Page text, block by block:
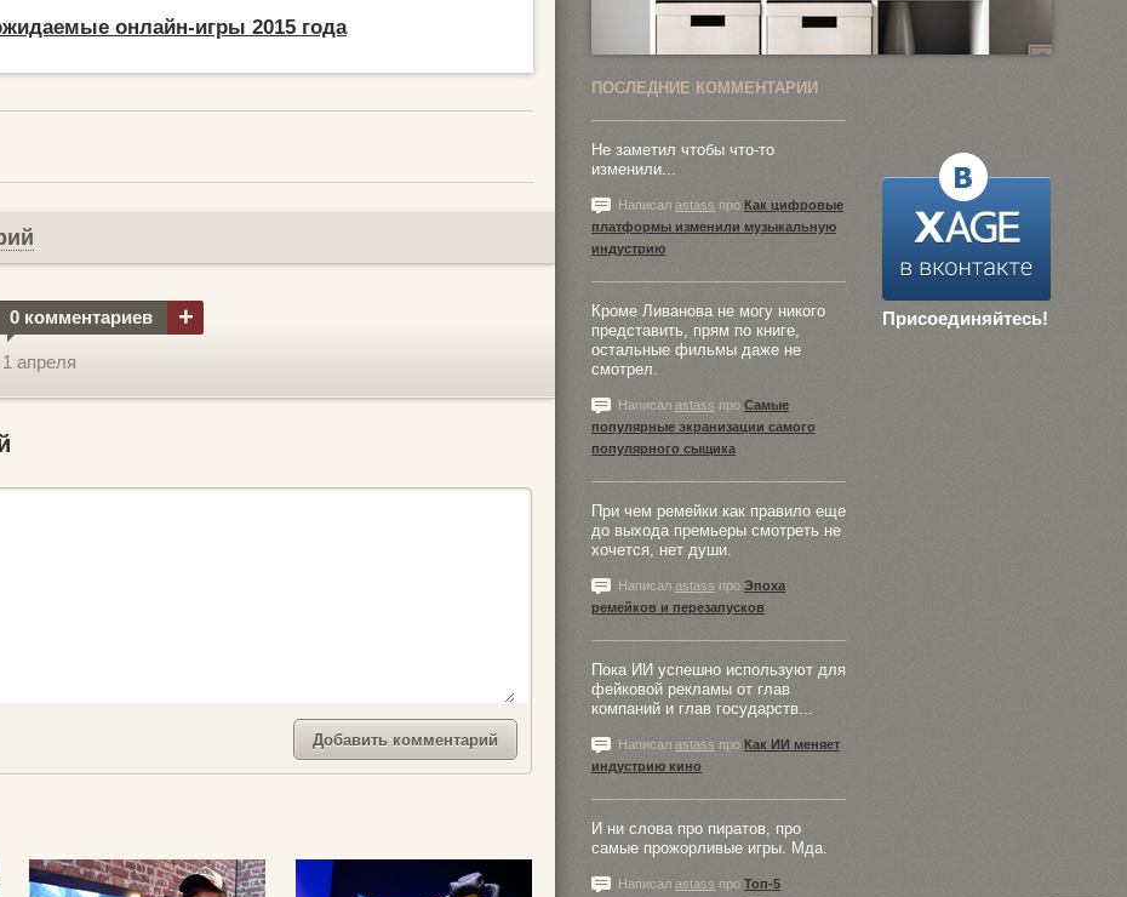
онлайн-игры 2015 года
0 комментариев +
апреля
ПОСЛЕДНИЕ КОММЕНТАРИИ
Присоединяйтесь!
Не заметил чтобы что-то
изменили...
Написал astass про Как цифровые
платформы изменили музыкальную
индустрию
Кроме Ливанова не могу никого
представить, прям по книге,
остальные фильмы даже не
смотрел.
Написал astass про Самые
популярные экранизации самого
популярного сыщика
При чем ремейки как правило еще
до выхода премьеры смотреть не
хочется, нет души.
Написал astass про Эпоха
ремейков и перезапусков
Пока ИИ успешно используют для
фейковой рекламы от глав
компаний и глав государств...
Написал astass про Как ИИ меняет
индустрию кино
И ни слова про пиратов, про
самые прожорливые игры. Мда.
Написал astass про Топ-5